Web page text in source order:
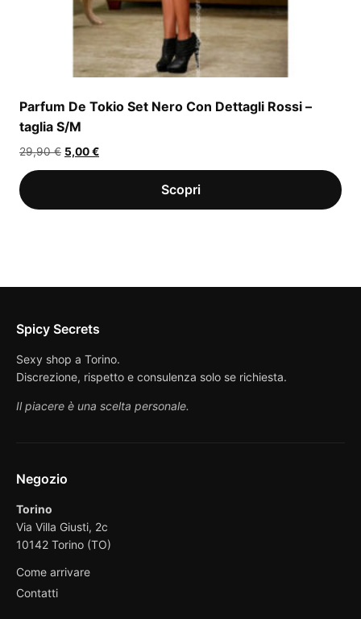
Parfum De Tokio Set Nero Con Dettagli Rossi –
taglia S/M
29,90€ Il
prezzo
5,00€Il
prezzo
Spicy Secrets
Sexy shop a Torino.
Discrezione, rispetto e consulenza solo se richiesta.
Il piacere è una scelta personale.
Negozio
Torino
Via Villa Giusti, 2c
10142 Torino (TO)
Come arrivare
Contatti